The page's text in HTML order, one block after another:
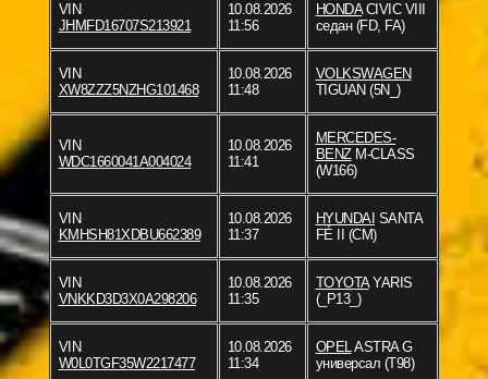
VIN
JHMFD16707S213921
10.08.2026
11:56
HONDACIVIC VIII
седан (FD, FA)
VIN
XW8ZZZ5NZHG101468
10.08.2026
11:48
VOLKSWAGEN
TIGUAN (5N_)
VIN
WDC1660041A004024
10.08.2026
11:41
MERCEDES-
BENZM-CLASS
(W166)
VIN
KMHSH81XDBU662389
10.08.2026
11:37
HYUNDAI SANTA
FÉ II (CM)
VIN
VNKKD3D3X0A298206
10.08.2026
11:35
TOYOTAYARIS
(_P13_)
VIN
W0L0TGF35W2217477
10.08.2026
11:34
OPELASTRA G
универсал (T98)